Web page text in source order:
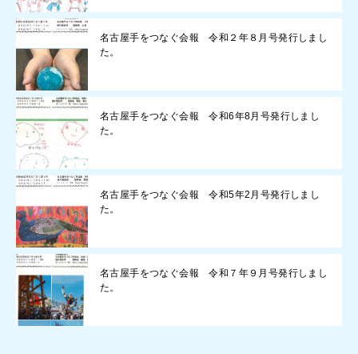
名古屋手をつなぐ会報 令和２年８月号発行しまし
た。
名古屋手をつなぐ会報 令和6年8月号発行しまし
た。
名古屋手をつなぐ会報 令和5年2月号発行しまし
た。
名古屋手をつなぐ会報 令和７年９月号発行しまし
た。